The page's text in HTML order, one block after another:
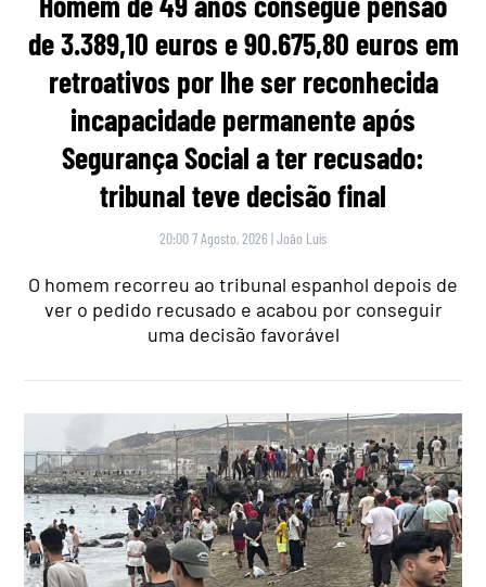
de 3.389,10 euros e 90.675,80 euros em
retroativos por lhe ser reconhecida
incapacidade permanente após
Segurança Social a ter recusado:
tribunal teve decisão final
20:00 7 Agosto, 2026 |João Luís
O homem recorreu ao tribunal espanhol depois de
ver o pedido recusado e acabou por conseguir
uma decisão favorável